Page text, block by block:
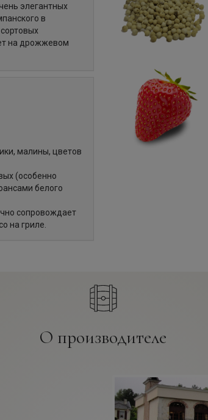
элегантных
в
на дрожжевом
малины, цветов
(особенно
белого
сопровождает
на гриле.
О производителе